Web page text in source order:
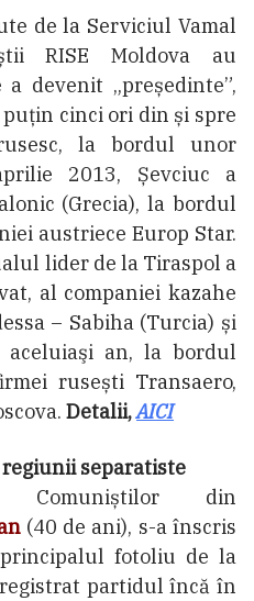
de la Serviciul Vamal
RISE Moldova au
devenit „președinte”,
cinci ori din și spre
la bordul unor
2013, Șevciuc a
(Grecia), la bordul
austriece Europ Star.
lider de la Tiraspol a
al companiei kazahe
– Sabiha (Turcia) și
an, la bordul
rusești Transaero,
Detalii,AICI
separatiste
Comuniștilor din
(40 de ani), s-a înscris
fotoliu de la
partidul încă în